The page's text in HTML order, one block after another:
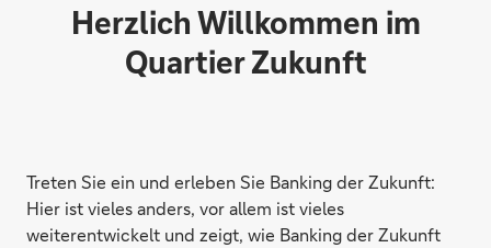
Herzlich Willkommen im
Quartier Zukunft
Treten Sie ein und erleben Sie Banking der Zukunft:
Hier ist vieles anders, vor allem ist vieles
weiterentwickelt und zeigt, wie Banking der Zukunft